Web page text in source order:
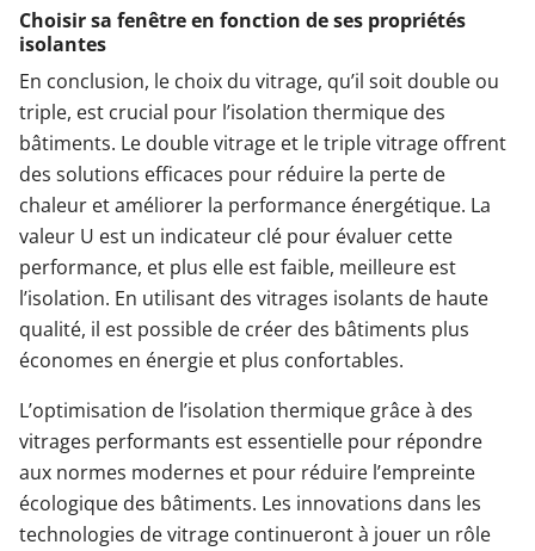
Choisir sa fenêtre en fonction de ses propriétés
isolantes
En conclusion, le choix du vitrage, qu’il soit double ou
triple, est crucial pour l’isolation thermique des
bâtiments. Le double vitrage et le triple vitrage offrent
des solutions efficaces pour réduire la perte de
chaleur et améliorer la performance énergétique. La
valeur U est un indicateur clé pour évaluer cette
performance, et plus elle est faible, meilleure est
l’isolation. En utilisant des vitrages isolants de haute
qualité, il est possible de créer des bâtiments plus
économes en énergie et plus confortables.
L’optimisation de l’isolation thermique grâce à des
vitrages performants est essentielle pour répondre
aux normes modernes et pour réduire l’empreinte
écologique des bâtiments. Les innovations dans les
technologies de vitrage continueront à jouer un rôle